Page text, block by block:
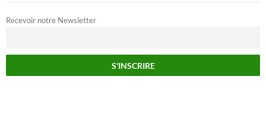
Recevoir notre Newsletter